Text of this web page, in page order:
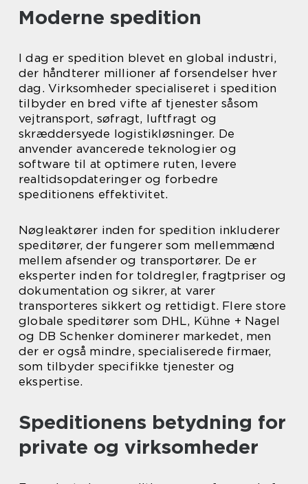
Moderne spedition
I dag er spedition blevet en global industri,
der håndterer millioner af forsendelser hver
dag. Virksomheder specialiseret i spedition
tilbyder en bred vifte af tjenester såsom
vejtransport, søfragt, luftfragt og
skræddersyede logistikløsninger. De
anvender avancerede teknologier og
software til at optimere ruten, levere
realtidsopdateringer og forbedre
speditionens effektivitet.
Nøgleaktører inden for spedition inkluderer
speditører, der fungerer som mellemmænd
mellem afsender og transportører. De er
eksperter inden for toldregler, fragtpriser og
dokumentation og sikrer, at varer
transporteres sikkert og rettidigt. Flere store
globale speditører som DHL, Kühne + Nagel
og DB Schenker dominerer markedet, men
der er også mindre, specialiserede firmaer,
som tilbyder specifikke tjenester og
ekspertise.
Speditionens betydning for
private og virksomheder